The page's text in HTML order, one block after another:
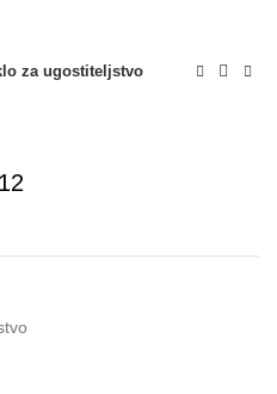
za ugostiteljstvo